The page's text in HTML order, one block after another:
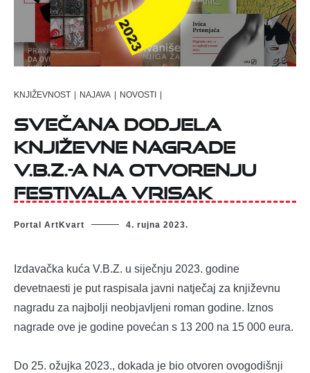
KNJIŽEVNOST | NAJAVA | NOVOSTI |
Svečana dodjela
književne nagrade
V.B.Z.-a na otvorenju
festivala Vrisak
Portal ArtKvart 4. rujna 2023.
Izdavačka kuća V.B.Z. u siječnju 2023. godine
devetnaesti je put raspisala javni natječaj za književnu
nagradu za najbolji neobjavljeni roman godine. Iznos
nagrade ove je godine povećan s 13 200 na 15 000 eura.
Do 25. ožujka 2023., dokada je bio otvoren ovogodišnji